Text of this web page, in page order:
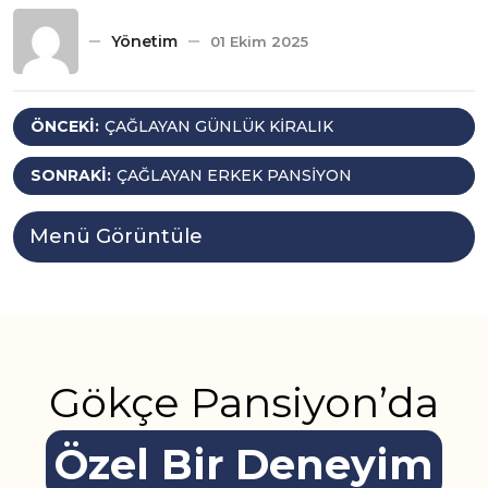
Yönetim 01 Ekim 2025
Yazı
gezinmesi
ÖNCEKI: ÇAĞLAYAN GÜNLÜK KIRALIK
SONRAKI: ÇAĞLAYAN ERKEK PANSIYON
Menü Görüntüle
Gökçe Pansiyon’da
Özel Bir Deneyim